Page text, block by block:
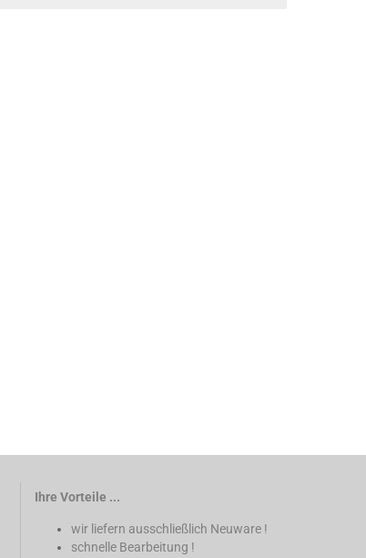
Ihre Vorteile ...
wir liefern ausschließlich Neuware !
schnelle Bearbeitung !